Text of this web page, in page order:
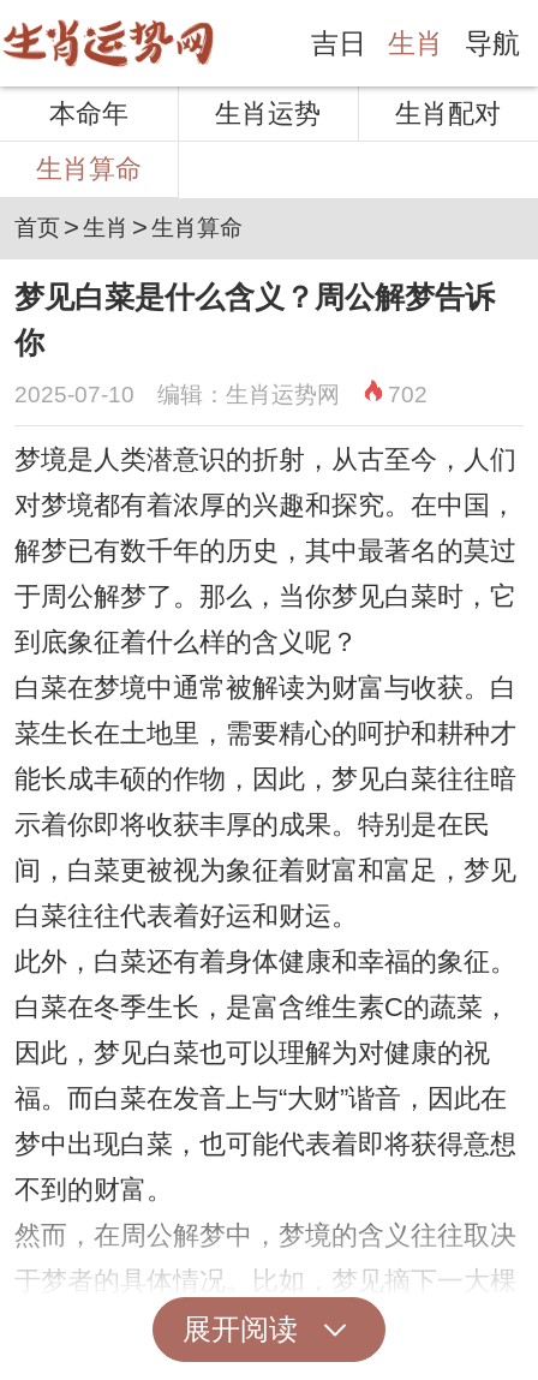
吉日 生肖 导航
本命年 生肖运势
生肖配对
生肖算命
首页>生肖 >生肖算命
梦见白菜是什么含义？周公解梦告诉
你
2025-07-10 编辑：生肖运势网 702
梦境是人类潜意识的折射，从古至今，人们
对梦境都有着浓厚的兴趣和探究。在中国，
解梦已有数千年的历史，其中最著名的莫过
于周公解梦了。那么，当你梦见白菜时，它
到底象征着什么样的含义呢？
白菜在梦境中通常被解读为财富与收获。白
菜生长在土地里，需要精心的呵护和耕种才
能长成丰硕的作物，因此，梦见白菜往往暗
示着你即将收获丰厚的成果。特别是在民
间，白菜更被视为象征着财富和富足，梦见
白菜往往代表着好运和财运。
此外，白菜还有着身体健康和幸福的象征。
白菜在冬季生长，是富含维生素C的蔬菜，
因此，梦见白菜也可以理解为对健康的祝
福。而白菜在发音上与“大财”谐音，因此在
梦中出现白菜，也可能代表着即将获得意想
不到的财富。
然而，在周公解梦中，梦境的含义往往取决
于梦者的具体情况。比如，梦见摘下一大棵
白菜可能意味着即将遇到好运气，而梦见白
展开阅读